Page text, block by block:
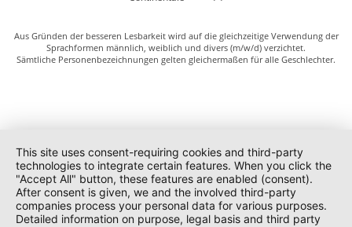
Aus Gründen der besseren Lesbarkeit wird auf die gleichzeitige Verwendung der
Sprachformen männlich, weiblich und divers (m/w/d) verzichtet.
Sämtliche Personenbezeichnungen gelten gleichermaßen für alle Geschlechter.
This site uses consent-requiring cookies and third-party
technologies to integrate certain features. When you click the
"Accept All" button, these features are enabled (consent).
After consent is given, we and the involved third-party
companies process your personal data for various purposes.
Detailed information on purpose, legal basis and third party